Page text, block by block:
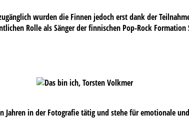
wurden die Finnen jedoch erst dank der
Rolle als Sänger der finnischen Pop-Rock Formation
in der Fotografie tätig und stehe für emotionale